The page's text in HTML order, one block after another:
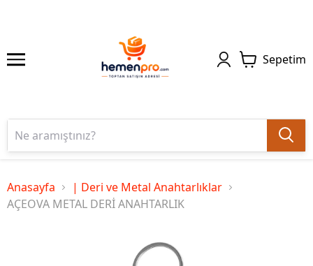
Sepetim
Anasayfa
| Deri ve Metal Anahtarlıklar
AÇEOVA METAL DERİ ANAHTARLIK